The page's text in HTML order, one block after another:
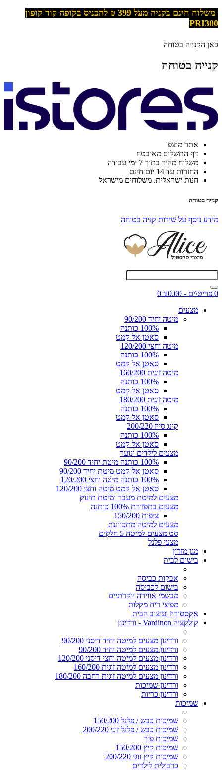
משלוח חינם בקניה מעל 399
₪ להכניס בקופה קוד קופון
PRI300
כאן הקנייה בטוחה
קנייה בטוחה
אתר מוצפן
דף התשלום מאובטח
משלוח מהיר בתוך 7 ימי עבודה
החזרות עד 14 יום חינם
חנות ישראלית. משלוחים מישראל
קנייה בטוחה
מידע נוסף על שירות קניה בטוחה
0 פריט\ים - ₪0.00
0
מצעים
מיטה יחיד 90/200
100% כותנה
סאטן אל קמט
מיטה וחצי 120/200
100% כותנה
סאטן אל קמט
מיטה זוגית 160/200
100% כותנה
סאטן אל קמט
מיטה זוגית 180/200
100% כותנה
סאטן אל קמט
קינג סייז 200/220
100% כותנה
סאטן אל קמט
מצעים לילדים ונוער
100% כותנה מיטת יחיד 90/200
סאטן אל קמט מיטת יחיד 90/200
100% כותנה מיטה וחצי 120/200
סאטן אל קמט מיטה וחצי 120/200
מצעים למיטת מעבר ומיטת תינוק
מצעים בתפזורת 100% כותנה
ציפות 150/200
מצעים למיטה מתכווננת
סט מצעים למיטה 5 חלקים
מצעי פלנל
מגן מזרון
בישום לבית
אבקות כביסה
בישום לכביסה
מבשמי אווירה יוקרתיים
מפיצי ריח מקלות
אקססוריז ועיצוב הבית
קולקציה Vardinon - ורדינון
ורדינון מצעים למיטה יחיד דיסני 90/200
ורדינון מצעים למיטה יחיד 90/200
ורדינון מצעים למיטה וחצי דיסני 120/200
ורדינון מצעים למיטה זוגית 160/200
ורדינון מצעים למיטה זוגית רחבה 180/200
ורדינון שמיכות
ורדינון כריות
שמיכות
שמיכות כבש / פלנל 150/200
שמיכות כבש / פלנל זוגי 200/220
שמיכות פוך
שמיכות קיץ 150/200
שמיכות קיץ זוגי 200/220
כרבולית לילדים